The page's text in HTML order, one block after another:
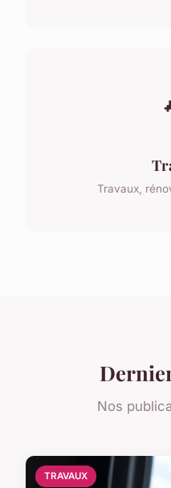
Travaux,
Nos
TRAVAUX